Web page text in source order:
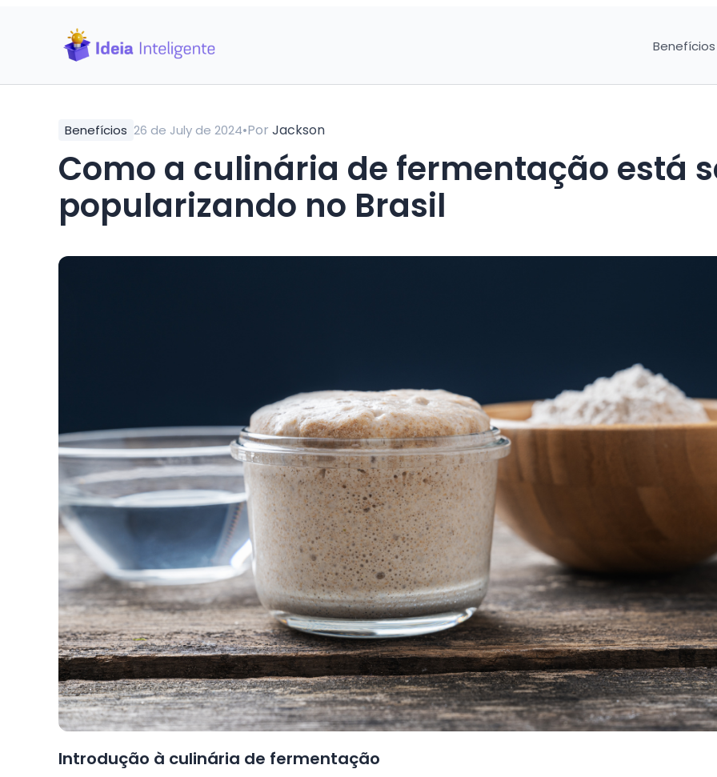
Benefícios
Benefícios 26 de July de 2024•Por Jackson
Como a culinária de fermentação está
popularizando no Brasil
Introdução à culinária de fermentação